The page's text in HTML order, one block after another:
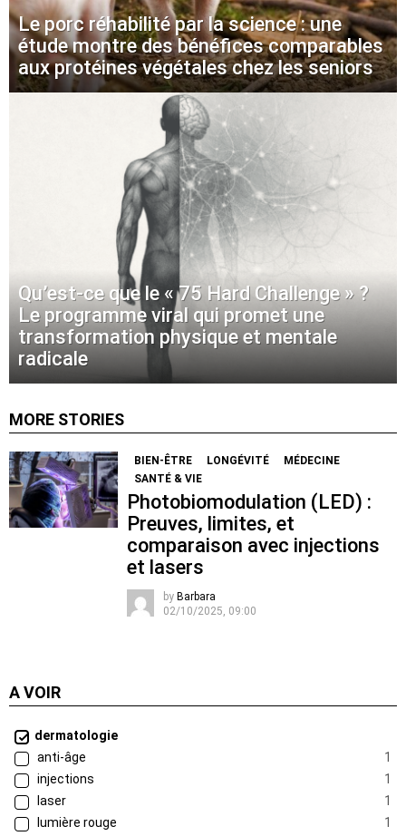
Le porc réhabilité par la science : une
étude montre des bénéfices comparables
aux protéines végétales chez les seniors
Qu’est-ce que le « 75 Hard Challenge » ?
Le programme viral qui promet une
transformation physique et mentale
radicale
MORE STORIES
BIEN-ÊTRE LONGÉVITÉ
MÉDECINE
SANTÉ & VIE
Photobiomodulation (LED) :
Preuves, limites, et
comparaison avec injections
et lasers
by Barbara
02/10/2025, 09:00
A VOIR
dermatologie
anti-âge
1
injections
1
laser
1
lumière rouge
1